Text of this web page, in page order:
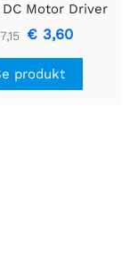
Motor Driver
Holder
€ 3,60
produkt